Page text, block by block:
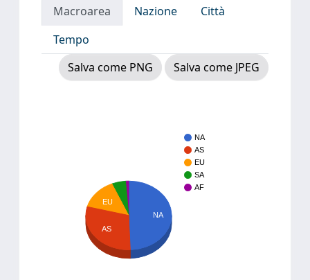
Macroarea Nazione
Città
Tempo
Salva come PNG
Salva come JPEG
NA
AS
EU
SA
AF
NA
EU
AS